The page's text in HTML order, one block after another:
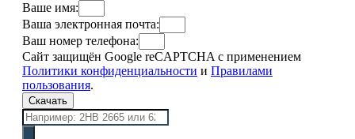
Ваше имя:
Ваша электронная почта:
Ваш номер телефона:
Сайт защищён Google reCAPTCHA с применением
Политики конфиденциальности и Правилами
пользования.
Скачать
Поиск
товаров